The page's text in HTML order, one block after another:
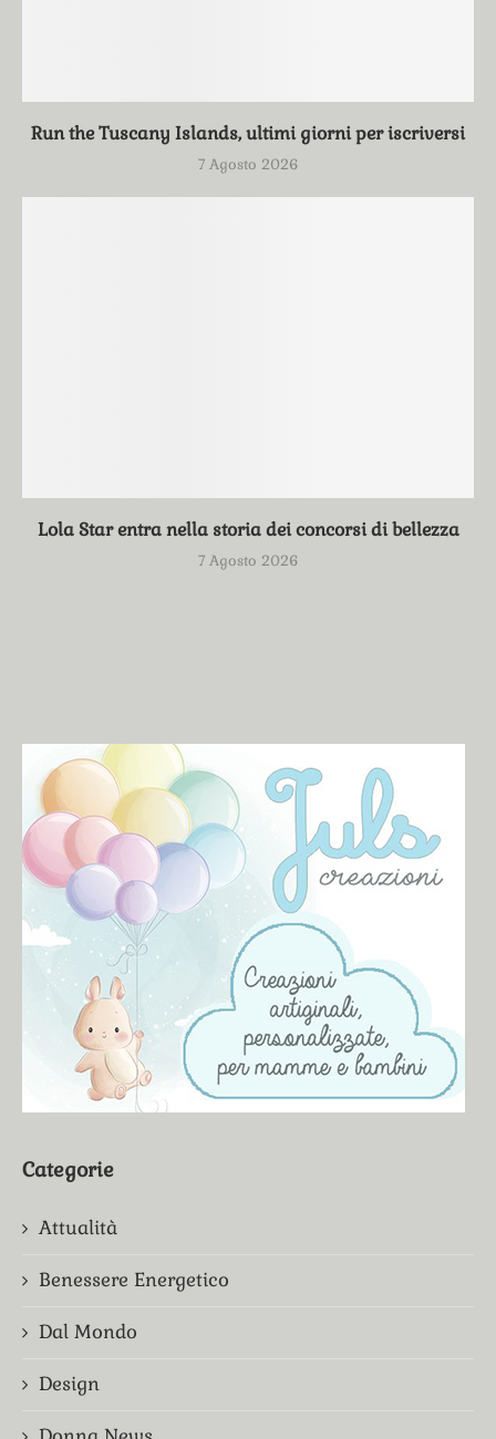
Run the Tuscany Islands, ultimi giorni per iscriversi
7 Agosto 2026
Lola Star entra nella storia dei concorsi di bellezza
7 Agosto 2026
Categorie
Attualità
Benessere Energetico
Dal Mondo
Design